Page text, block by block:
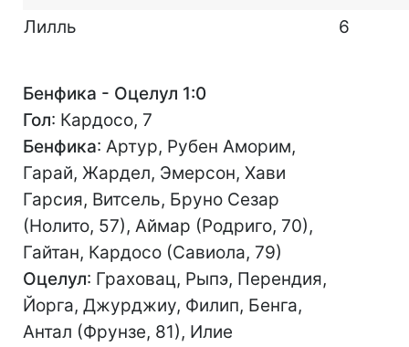
Лилль 6
Бенфика - Оцелул 1:0
Гол: Кардосо, 7
Бенфика: Артур, Рубен Аморим,
Гарай, Жардел, Эмерсон, Хави
Гарсия, Витсель, Бруно Сезар
(Нолито, 57), Аймар (Родриго, 70),
Гайтан, Кардосо (Савиола, 79)
Оцелул: Граховац, Рыпэ, Перендия,
Йорга, Джурджиу, Филип, Бенга,
Антал (Фрунзе, 81), Илие